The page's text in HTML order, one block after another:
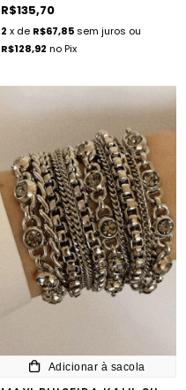
R$135,70
2 x de R$67,85 sem juros ou
R$128,92 no Pix
Adicionar à sacola